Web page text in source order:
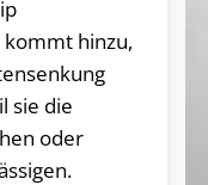
hinzu,
sie die
oder